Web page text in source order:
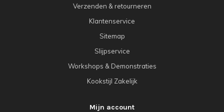
Verzenden & retourneren
Klantenservice
Sitemap
Slijpservice
Workshops & Demonstraties
Kookstijl Zakelijk
Mijn account